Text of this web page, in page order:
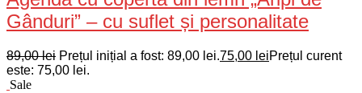
Gânduri” – cu suflet și personalitate
89,00lei Prețul inițial a fost: 89,00 lei.75,00 leiPrețul curent
este: 75,00 lei.
Sale